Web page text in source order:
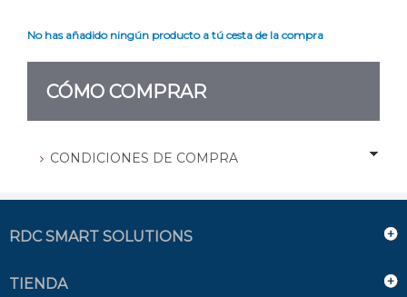
No has añadido ningún producto a tú cesta de la compra
CÓMO COMPRAR
CONDICIONES DE COMPRA
RDC SMART SOLUTIONS
TIENDA